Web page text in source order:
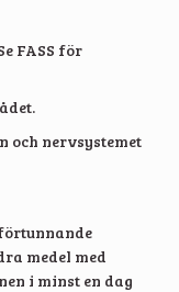
FASS för
och nervsystemet
medel med
i minst en dag